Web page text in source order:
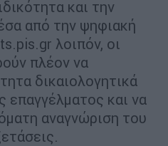
και την
από την ψηφιακή
λοιπόν, οι
πλέον να
δικαιολογητικά
επαγγέλματος και να
αναγνώριση του